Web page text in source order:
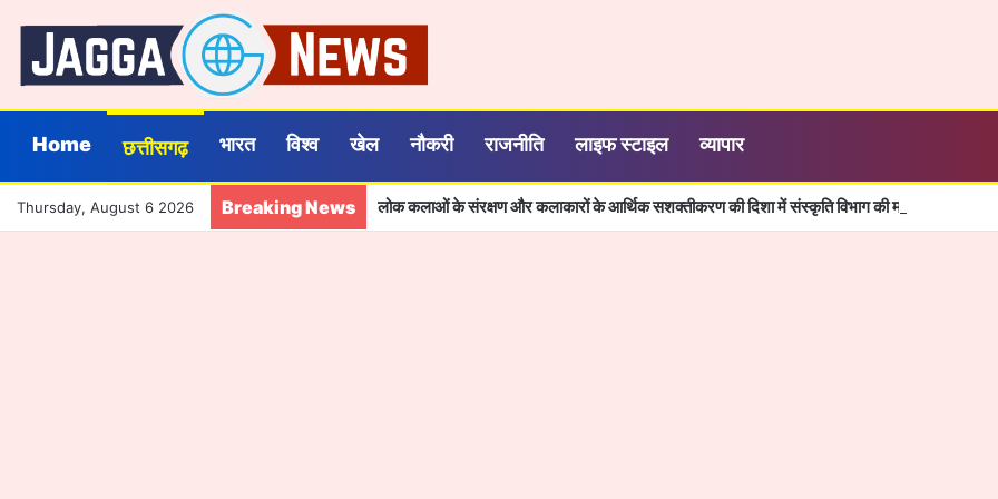
Home छत्तीसगढ़ भारत विश्व खेल नौकरी राजनीति लाइफ स्टाइल व्यापार
Thursday, August 6 2026 Breaking News लोक कलाओं के संरक्षण और कलाकारों के आर्थिक सशक्तीकरण की दिशा में संस्कृति विभाग की महत्वपूर्ण पहल